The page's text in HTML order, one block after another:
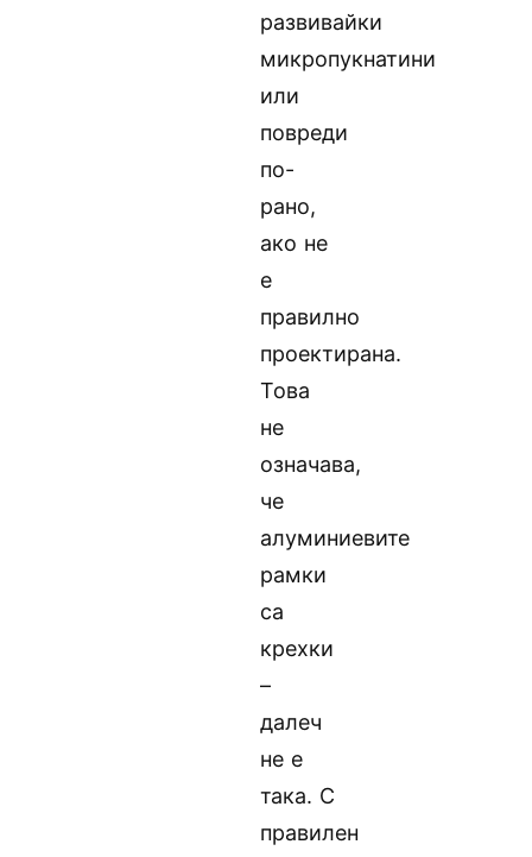
развивайки
микропукнатини
или
повреди
по-
рано,
ако не
е
правилно
проектирана.
Това
не
означава,
че
алуминиевите
рамки
са
крехки
–
далеч
не е
така. С
правилен